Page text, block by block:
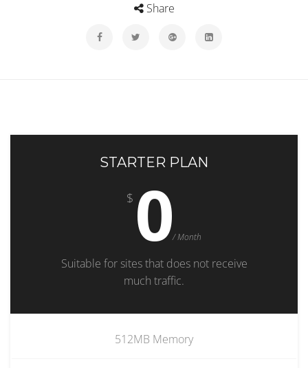
Share
STARTER PLAN
$ 0/ Month
Suitable for sites that does not receive
much traffic.
512MB Memory